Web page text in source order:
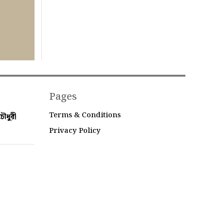
Pages
Terms & Conditions
Privacy Policy